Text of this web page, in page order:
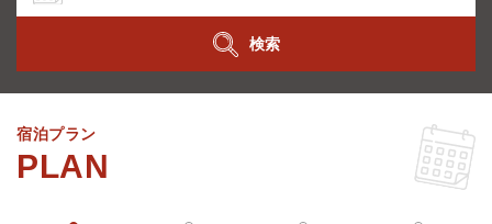
検索
宿泊プラン